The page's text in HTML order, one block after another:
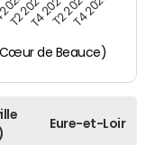
de Beauce)
T2 2024T4 2024T2 2025T4 2025
Eure-et-Loir